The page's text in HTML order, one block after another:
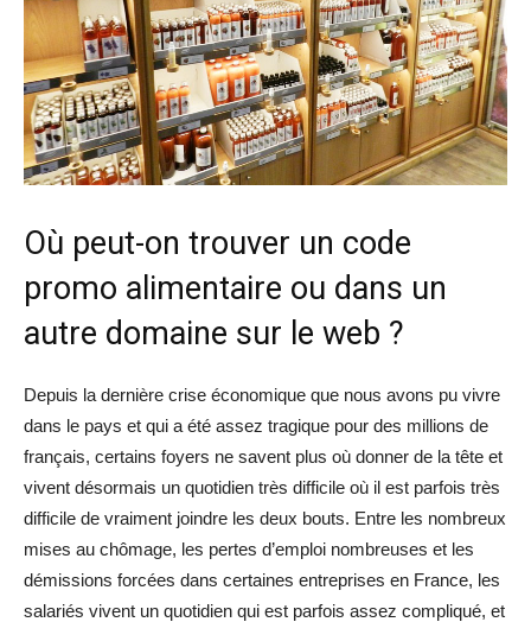
Où peut-on trouver un code
promo alimentaire ou dans un
autre domaine sur le web ?
Depuis la dernière crise économique que nous avons pu vivre
dans le pays et qui a été assez tragique pour des millions de
français, certains foyers ne savent plus où donner de la tête et
vivent désormais un quotidien très difficile où il est parfois très
difficile de vraiment joindre les deux bouts. Entre les nombreux
mises au chômage, les pertes d’emploi nombreuses et les
démissions forcées dans certaines entreprises en France, les
salariés vivent un quotidien qui est parfois assez compliqué, et